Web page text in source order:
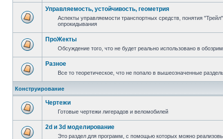
Управляемость, устойчивость, геометрия
Аспекты управляемости транспортных средств, понятия
опрокидывания
ПроЖекты
Обсуждение того, что не будет реально использовано в
Разное
Все то теоретическое, что не попало в вышеозначенные
Конструирование
Чертежи
Готовые чертежи лигерадов и веломобилей
2d и 3d моделирование
Это раздел для программ, с помощью которых можно